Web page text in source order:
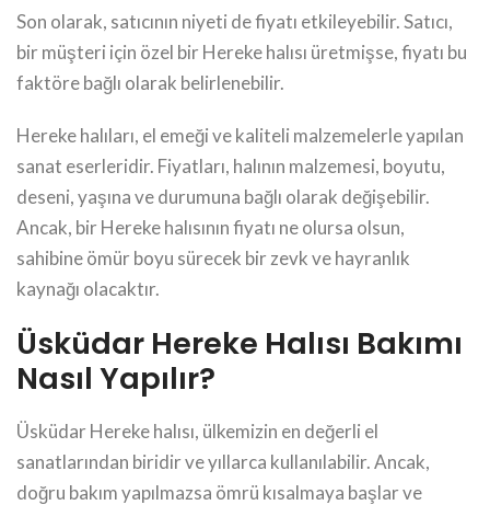
Son olarak, satıcının niyeti de fiyatı etkileyebilir. Satıcı,
bir müşteri için özel bir Hereke halısı üretmişse, fiyatı bu
faktöre bağlı olarak belirlenebilir.
Hereke halıları, el emeği ve kaliteli malzemelerle yapılan
sanat eserleridir. Fiyatları, halının malzemesi, boyutu,
deseni, yaşına ve durumuna bağlı olarak değişebilir.
Ancak, bir Hereke halısının fiyatı ne olursa olsun,
sahibine ömür boyu sürecek bir zevk ve hayranlık
kaynağı olacaktır.
Üsküdar Hereke Halısı Bakımı
Nasıl Yapılır?
Üsküdar Hereke halısı, ülkemizin en değerli el
sanatlarından biridir ve yıllarca kullanılabilir. Ancak,
doğru bakım yapılmazsa ömrü kısalmaya başlar ve